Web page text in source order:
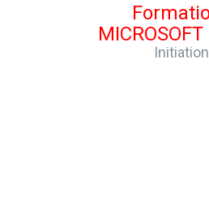
MICROSOFT
Initiation